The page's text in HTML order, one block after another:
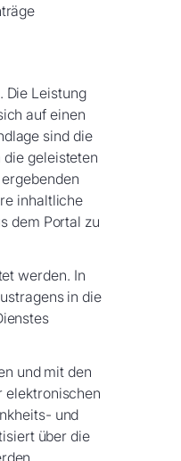
Die Leistung
auf einen
sind die
geleisteten
inhaltliche
dem Portal zu
werden. In
in die
und mit den
elektronischen
und
über die